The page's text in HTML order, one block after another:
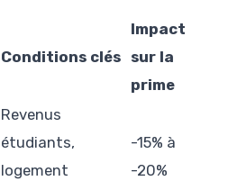
Conditions clés
Impact
sur la
prime
Revenus
étudiants,
logement
-15% à
-20%